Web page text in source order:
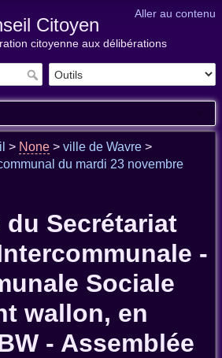
Aller au contenu
Citoyen
citoyenne aux délibérations
> None > ville de Wavre >
du mardi 23 novembre
du Secrétariat
-
Sociale
wallon, en
- Assemblée